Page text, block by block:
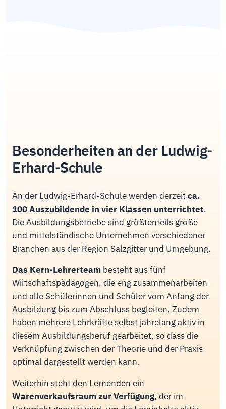
Besonderheiten an der Ludwig-
Erhard-Schule
An der Ludwig-Erhard-Schule werden derzeitca.
100 Auszubildende in vier Klassen unterrichtet.
Die Ausbildungsbetriebe sind größtenteils große
und mittelständische Unternehmen verschiedener
Branchen aus der Region Salzgitter und Umgebung.
Das Kern-Lehrerteam besteht aus fünf
Wirtschaftspädagogen, die eng zusammenarbeiten
und alle Schülerinnen und Schüler vom Anfang der
Ausbildung bis zum Abschluss begleiten. Zudem
haben mehrere Lehrkräfte selbst jahrelang aktiv in
diesem Ausbildungsberuf gearbeitet, so dass die
Verknüpfung zwischen der Theorie und der Praxis
optimal dargestellt werden kann.
Weiterhin steht den Lernenden ein
Warenverkaufsraum zur Verfügung, der im